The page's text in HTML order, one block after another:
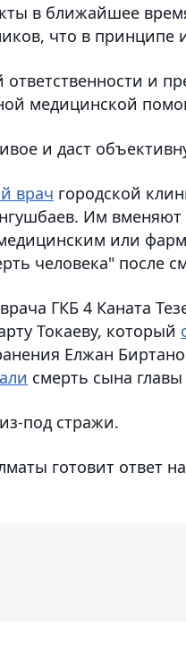
в ближайшее
что в принципе
и
медицинской
и даст
врач городской
Им
или
человека" после
ГКБ 4 Каната
Токаеву, который
Елжан
смерть сына
из-под стражи.
готовит ответ